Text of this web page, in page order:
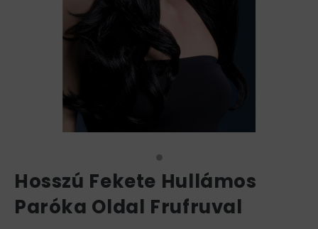
Hosszú Fekete Hullámos
Paróka Oldal Frufruval